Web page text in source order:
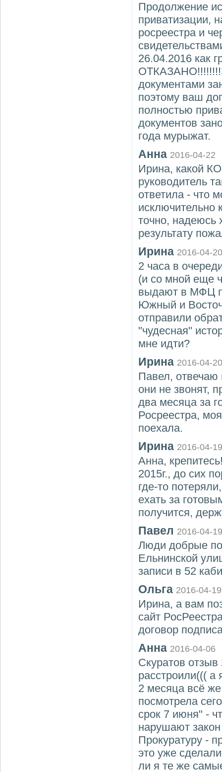
Продолжение
приватизации,
росреестра и
26.04.2016 как
документами
поэтому ваш
полностью
документов
года мурыжат.
Анна 2016-04-22
Ирина, какой
руководитель
ответила - что
исключительно
точно, надеюсь
результату
Ирина 2016-04-20
2 часа в
(и со мной еще
выдают в МФЦ
Южный и
отправили
"чудесная"
мне идти?
Ирина 2016-04-20
Павел, отвечаю
они не звонят,
два месяца за
Росреестра,
поехала.
Ирина 2016-04-19
Анна,
2015г., до сих
где-то
ехать за
получится,
Павел 2016-04-19
Люди добрые
Ельнинской
записи в 52
Ольга 2016-04-19
Ирина, а вам
сайт
договор
Анна 2016-04-06
Скуратов
расстроили((( а
2 месяца всё
посмотрела
срок 7 июня" -
нарушают
Прокуратуру -
это уже
ли я те же